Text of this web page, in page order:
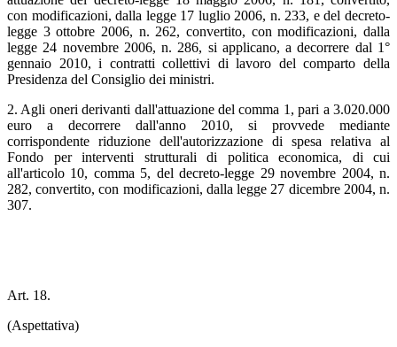
con modificazioni, dalla legge 17 luglio 2006, n. 233, e del decreto-
legge 3 ottobre 2006, n. 262, convertito, con modificazioni, dalla
legge 24 novembre 2006, n. 286, si applicano, a decorrere dal 1°
gennaio 2010, i contratti collettivi di lavoro del comparto della
Presidenza del Consiglio dei ministri.
2. Agli oneri derivanti dall'attuazione del comma 1, pari a 3.020.000
euro a decorrere dall'anno 2010, si provvede mediante
corrispondente riduzione dell'autorizzazione di spesa relativa al
Fondo per interventi strutturali di politica economica, di cui
all'articolo 10, comma 5, del decreto-legge 29 novembre 2004, n.
282, convertito, con modificazioni, dalla legge 27 dicembre 2004, n.
307.
Art. 18.
(Aspettativa)